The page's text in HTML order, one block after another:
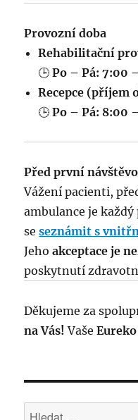
Provozní doba
Rehabilitační
🕒Po – Pá: 7:00
Recepce (příjem
🕒Po – Pá: 8:00
Před první
Vážení pacienti,
ambulance je
seseznámit s
Jehoakceptace je
poskytnutí
Děkujeme za
na Vás! VašeEureko
Hledat: